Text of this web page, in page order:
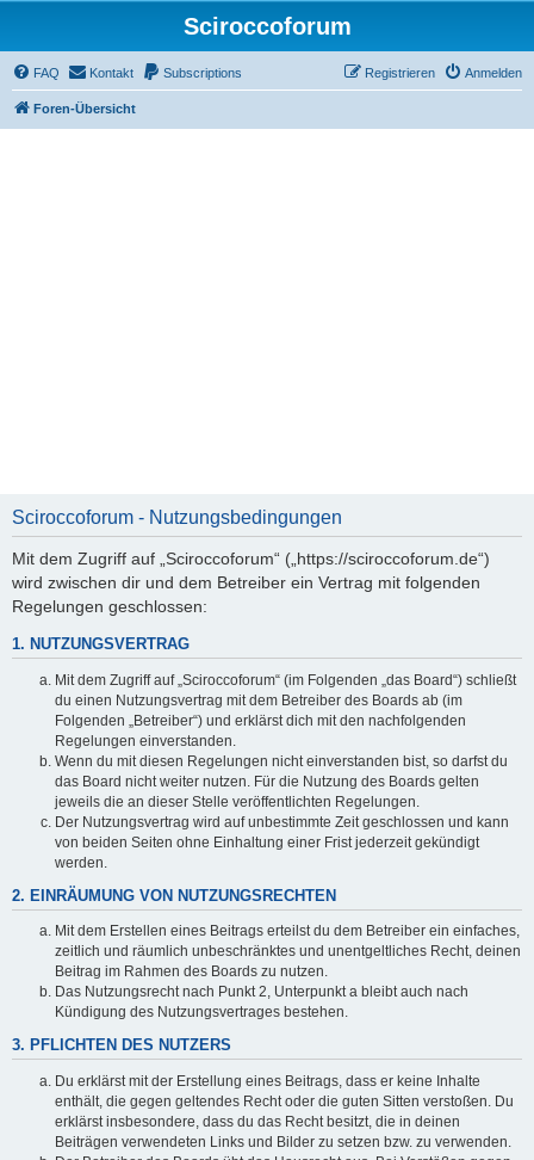
Sciroccoforum
FAQ Kontakt Subscriptions Anmelden
Registrieren
Foren-Übersicht
Sciroccoforum - Nutzungsbedingungen
Mit dem Zugriff auf „Sciroccoforum“ („https://sciroccoforum.de“)
wird zwischen dir und dem Betreiber ein Vertrag mit folgenden
Regelungen geschlossen:
1. NUTZUNGSVERTRAG
Mit dem Zugriff auf „Sciroccoforum“ (im Folgenden „das Board“) schließt
du einen Nutzungsvertrag mit dem Betreiber des Boards ab (im
Folgenden „Betreiber“) und erklärst dich mit den nachfolgenden
Regelungen einverstanden.
Wenn du mit diesen Regelungen nicht einverstanden bist, so darfst du
das Board nicht weiter nutzen. Für die Nutzung des Boards gelten
jeweils die an dieser Stelle veröffentlichten Regelungen.
Der Nutzungsvertrag wird auf unbestimmte Zeit geschlossen und kann
von beiden Seiten ohne Einhaltung einer Frist jederzeit gekündigt
werden.
2. EINRÄUMUNG VON NUTZUNGSRECHTEN
Mit dem Erstellen eines Beitrags erteilst du dem Betreiber ein einfaches,
zeitlich und räumlich unbeschränktes und unentgeltliches Recht, deinen
Beitrag im Rahmen des Boards zu nutzen.
Das Nutzungsrecht nach Punkt 2, Unterpunkt a bleibt auch nach
Kündigung des Nutzungsvertrages bestehen.
3. PFLICHTEN DES NUTZERS
Du erklärst mit der Erstellung eines Beitrags, dass er keine Inhalte
enthält, die gegen geltendes Recht oder die guten Sitten verstoßen. Du
erklärst insbesondere, dass du das Recht besitzt, die in deinen
Beiträgen verwendeten Links und Bilder zu setzen bzw. zu verwenden.